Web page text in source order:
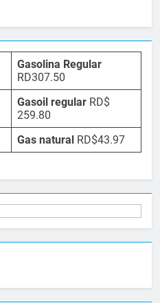
Gasolina Regular
RD307.50
Gasoil regular RD$
259.80
Gas natural RD$43.97